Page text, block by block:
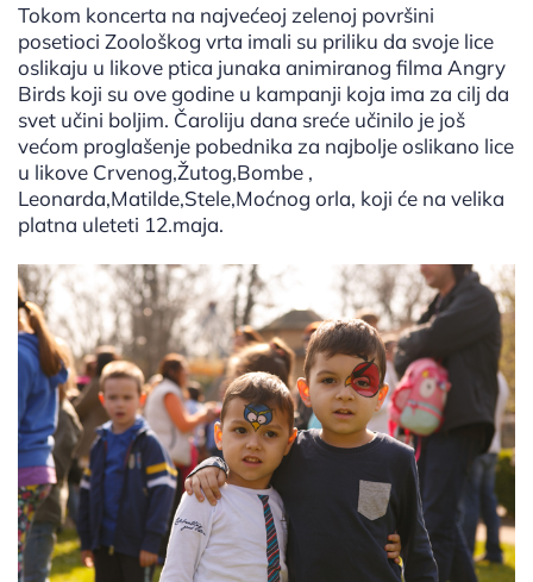
Tokom koncerta na najvećeoj zelenoj površini
posetioci Zoološkog vrta imali su priliku da svoje lice
oslikaju u likove ptica junaka animiranog filma Angry
Birds koji su ove godine u kampanji koja ima za cilj da
svet učini boljim. Čaroliju dana sreće učinilo je još
većom proglašenje pobednika za najbolje oslikano lice
u likove Crvenog,Žutog,Bombe ,
Leonarda,Matilde,Stele,Moćnog orla, koji će na velika
platna uleteti 12.maja.